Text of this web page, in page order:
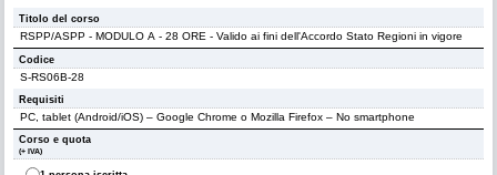
Titolo del corso
Codice
Requisiti
Corso e quota
(+ IVA)